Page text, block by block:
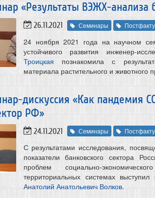
«Результаты ВЭЖХ-анализа
26.11.2021 Семинары
24 ноября 2021 года на научном
устойчивого развития инженер-
Троицкая познакомила с
материала растительного и животного
дискуссия «Как пандемия
РФ»
24.11.2021 Семинары
С результатами исследования,
показатели банковского сектора
проблем социально-
территориальных системах
Анатолий Анатольевич Волков.